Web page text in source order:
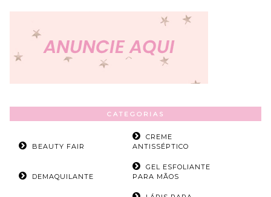
CATEGORIAS
BEAUTY FAIR
CREME
ANTISSÉPTICO
DEMAQUILANTE
GEL ESFOLIANTE
PARA MÃOS